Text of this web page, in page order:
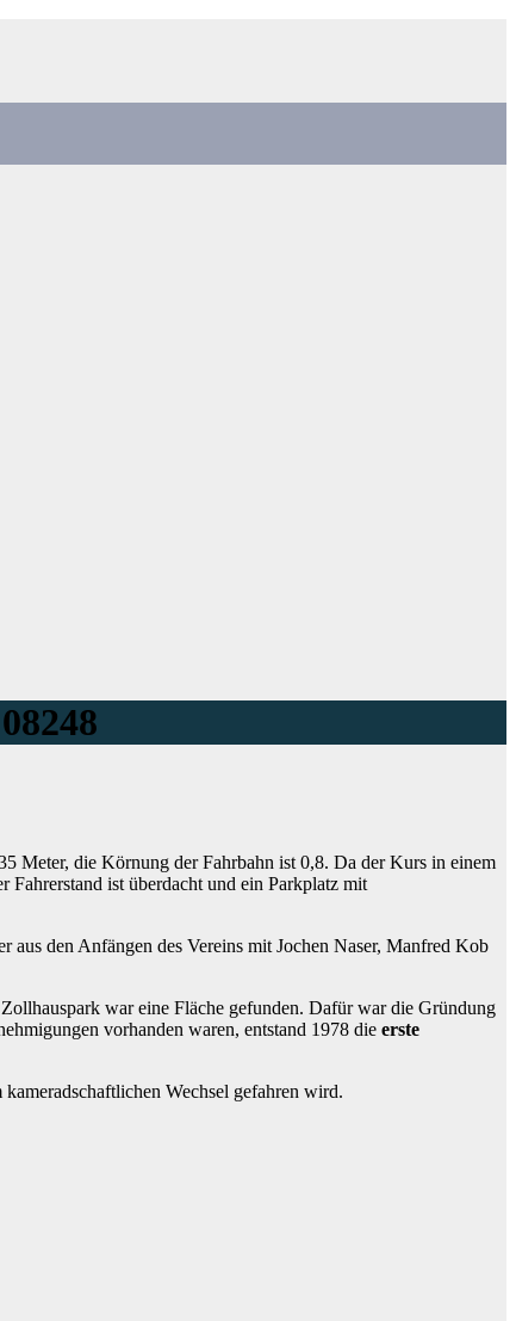
Meter, die Körnung der Fahrbahn ist 0,8. Da der Kurs in einem
Fahrerstand ist überdacht und ein Parkplatz mit
den Anfängen des Vereins mit Jochen Naser, Manfred Kob
war eine Fläche gefunden. Dafür war die Gründung
vorhanden waren, entstand 1978 die erste
Wechsel gefahren wird.